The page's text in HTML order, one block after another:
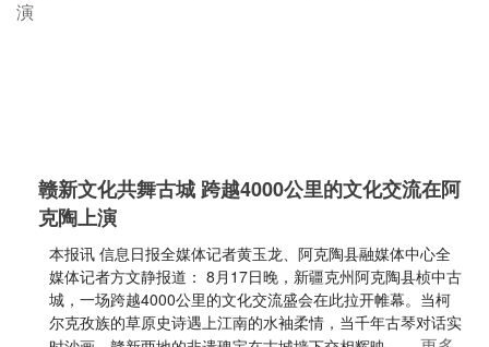
赣新文化共舞古城 跨越4000公里的文化交流在阿
克陶上演
本报讯 信息日报全媒体记者黄玉龙、阿克陶县融媒体中心全
媒体记者方文静报道： 8月17日晚，新疆克州阿克陶县桢中古
城，一场跨越4000公里的文化交流盛会在此拉开帷幕。当柯
尔克孜族的草原史诗遇上江南的水袖柔情，当千年古琴对话实